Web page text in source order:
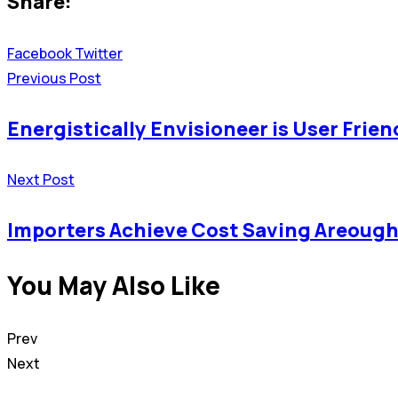
FacebookTwitterYoutube
LinkedIn
Pinterest
Previous Post
Energistically Envisioneer is User
Next Post
Importers Achieve Cost Saving Areough
You May Also Like
Prev
Next